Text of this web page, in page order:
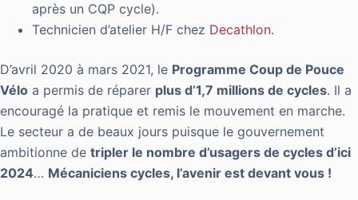
après un CQP cycle).
Technicien d’atelier H/F chez Decathlon.
D’avril 2020 à mars 2021, le Programme Coup de Pouce
Vélo a permis de réparer plus d’1,7 millions de cycles. Il a
encouragé la pratique et remis le mouvement en marche.
Le secteur a de beaux jours puisque le gouvernement
ambitionne de tripler le nombre d’usagers de cycles d’ici
2024… Mécaniciens cycles, l’avenir est devant vous !